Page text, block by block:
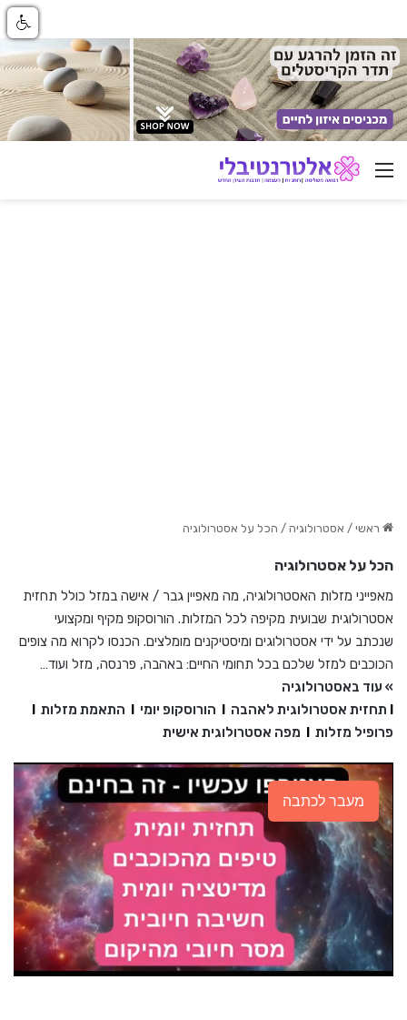
ניווט באתר
ראשי / אסטרולוגיה / הכל על אסטרולוגיה
הכל על אסטרולוגיה
מאפייני מזלות האסטרולוגיה, מה מאפיין גבר / אישה במזל כולל תחזית
אסטרולוגית שבועית מקיפה לכל המזלות. הורוסקופ מקיף ומקצועי
שנכתב על ידי אסטרולוגים ומיסטיקנים מומלצים. הכנסו לקרוא מה צופים
הכוכבים למזל שלכם בכל תחומי החיים: באהבה, פרנסה, מזל ועוד…
» עוד באסטרולוגיה
I תחזית אסטרולוגית לאהבה I הורוסקופ יומי I התאמת מזלות I
פרופיל מזלות
מפה אסטרולוגית אישית
מעבר לכתבה